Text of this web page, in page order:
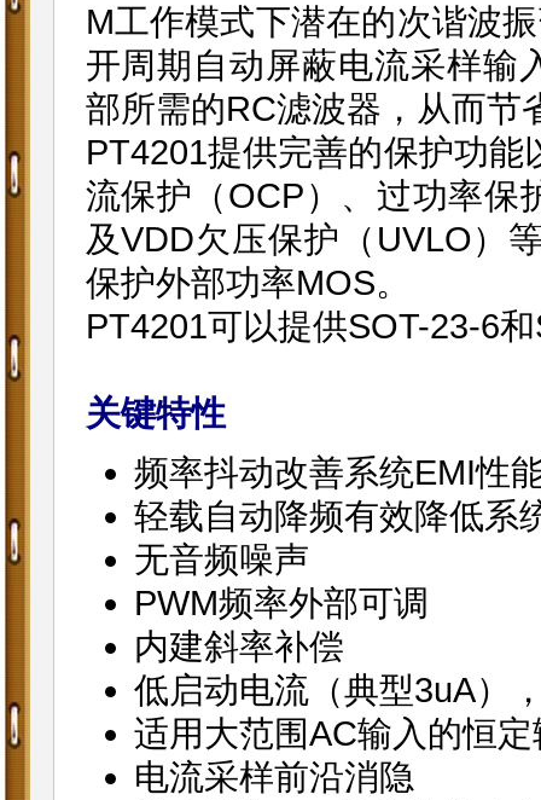
M工作模式下潜在的次谐波
开周期自动屏蔽电流采样输
部所需的RC滤波器，从而节
PT4201提供完善的保护功
流保护（OCP）、过功率保
及VDD欠压保护（UVLO）
保护外部功率MOS。
PT4201可以提供SOT-23-6
关键特性
频率抖动改善系统EMI性
轻载自动降频有效降低系
无音频噪声
PWM频率外部可调
内建斜率补偿
低启动电流（典型3uA）
适用大范围AC输入的恒
电流采样前沿消隐